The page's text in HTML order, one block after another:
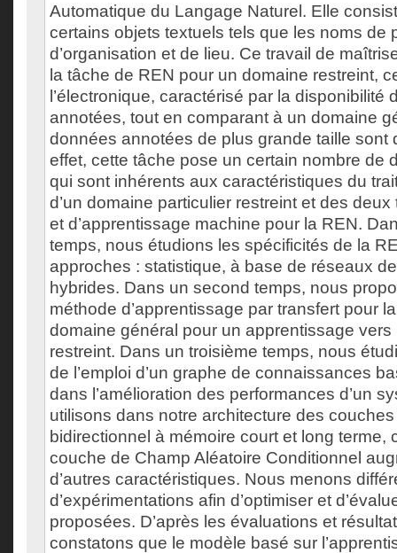
Automatique du Langage Naturel. Elle
certains objets textuels tels que les noms de
d’organisation et de lieu. Ce travail de
la tâche de REN pour un domaine restreint,
l’électronique, caractérisé par la disponibilité
annotées, tout en comparant à un domaine
données annotées de plus grande taille sont
effet, cette tâche pose un certain nombre de
qui sont inhérents aux caractéristiques du
d’un domaine particulier restreint et des deux
et d’apprentissage machine pour la REN.
temps, nous étudions les spécificités de la
approches : statistique, à base de réseaux
hybrides. Dans un second temps, nous
méthode d’apprentissage par transfert pour
domaine général pour un apprentissage vers
restreint. Dans un troisième temps, nous
de l’emploi d’un graphe de connaissances
dans l’amélioration des performances d’un
utilisons dans notre architecture des
bidirectionnel à mémoire court et long terme,
couche de Champ Aléatoire Conditionnel
d’autres caractéristiques. Nous menons
d’expérimentations afin d’optimiser et
proposées. D’après les évaluations et
constatons que le modèle basé sur